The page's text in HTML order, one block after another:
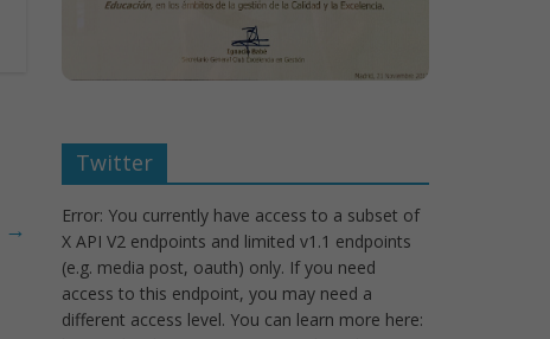
→
Twitter
Error: You currently have access to a subset of
X API V2 endpoints and limited v1.1 endpoints
(e.g. media post, oauth) only. If you need
access to this endpoint, you may need a
different access level. You can learn more here: